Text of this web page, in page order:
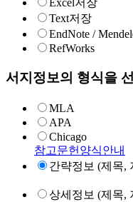
Excel저장
Text저장
EndNote /
RefWorks
서지정보의 형식을
MLA
APA
Chicago
참고문헌양식안내
간략정보 (제목,
상세정보 (제목,